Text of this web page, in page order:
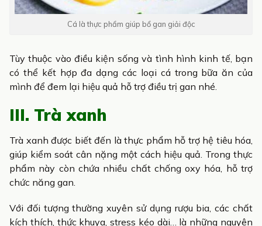
Cá là thực phẩm giúp bổ gan giải độc
Tùy thuộc vào điều kiện sống và tình hình kinh tế, bạn
có thể kết hợp đa dạng các loại cá trong bữa ăn của
mình để đem lại hiệu quả hỗ trợ điều trị gan nhé.
III. Trà xanh
Trà xanh được biết đến là thực phẩm hỗ trợ hệ tiêu hóa,
giúp kiểm soát cân nặng một cách hiệu quả. Trong thực
phẩm này còn chứa nhiều chất chống oxy hóa, hỗ trợ
chức năng gan.
Với đối tượng thường xuyên sử dụng rượu bia, các chất
kích thích, thức khuya, stress kéo dài… là những nguyên